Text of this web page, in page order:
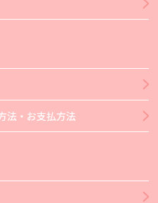
法・お支払方法